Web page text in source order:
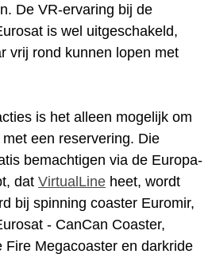
De VR-ervaring bij de
is wel uitgeschakeld,
vrij rond kunnen lopen met
is het alleen mogelijk om
een reservering. Die
bemachtigen via de Europa-
dat VirtualLine heet, wordt
bij spinning coaster Euromir,
- CanCan Coaster,
Fire Megacoaster en darkride